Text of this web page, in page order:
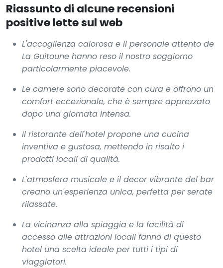
Riassunto di alcune recensioni
positive lette sul web
L'accoglienza calorosa e il personale attento de
La Guitoune hanno reso il nostro soggiorno
particolarmente piacevole.
Le camere sono decorate con cura e offrono un
comfort eccezionale, che è sempre apprezzato
dopo una giornata intensa.
Il ristorante dell'hotel propone una cucina
inventiva e gustosa, mettendo in risalto i
prodotti locali di qualità.
L'atmosfera musicale e il decor vibrante del bar
creano un'esperienza unica, perfetta per serate
rilassate.
La vicinanza alla spiaggia e la facilità di
accesso alle attrazioni locali fanno di questo
hotel una scelta ideale per tutti i tipi di
viaggiatori.